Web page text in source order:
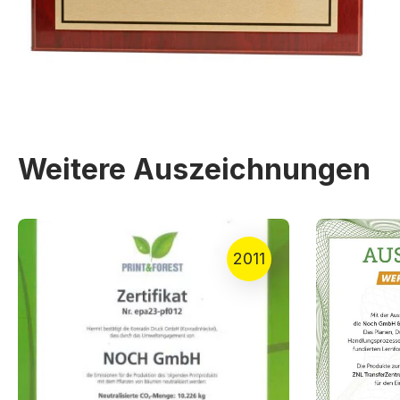
Weitere Auszeichnungen
2011